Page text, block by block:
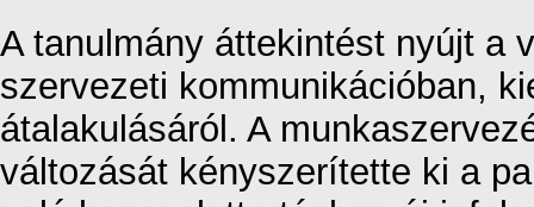
A tanulmány áttekintést nyújt a
szervezeti kommunikációban,
átalakulásáról. A
változását kényszerítette ki a